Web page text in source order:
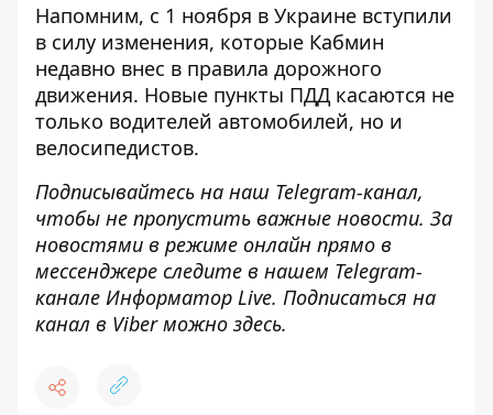
Напомним, с 1 ноября в Украине вступили
в силу изменения, которые Кабмин
недавно внес в правила дорожного
движения. Новые пункты ПДД касаются не
только водителей автомобилей, но и
велосипедистов.
Подписывайтесь на наш Telegram-канал,
чтобы не пропустить важные новости. За
новостями в режиме онлайн прямо в
мессенджере следите в нашем Telegram-
канале Информатор Live. Подписаться на
канал в Viber можно здесь.